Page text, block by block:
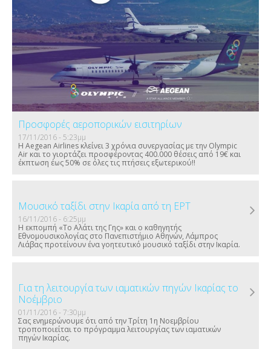
Προσφορές αεροπορικών εισιτηρίων
17/11/2016 - 5:23μμ
Η Aegean Airlines κλείνει 3 χρόνια συνεργασίας με την Olympic
Air και το γιορτάζει προσφέροντας 400.000 θέσεις από 19€ και
έκπτωση έως 50% σε όλες τις πτήσεις εξωτερικού!!
Μουσικό ταξίδι στην Ικαρία από τη ΕΡΤ
16/11/2016 - 6:25μμ
Η εκπομπή «Το Αλάτι της Γης» και ο καθηγητής
Εθνομουσικολογίας στο Πανεπιστήμιο Αθηνών, Λάμπρος
Λιάβας προτείνουν ένα γοητευτικό μουσικό ταξίδι στην Ικαρία.
Για τη λειτουργία των ιαματικών πηγών Ικαρίας το
Νοέμβριο
01/11/2016 - 7:30μμ
Σας ενημερώνουμε ότι από την Τρίτη 1η Νοεμβρίου
τροποποιείται το πρόγραμμα λειτουργίας των ιαματικών
πηγών Ικαρίας.